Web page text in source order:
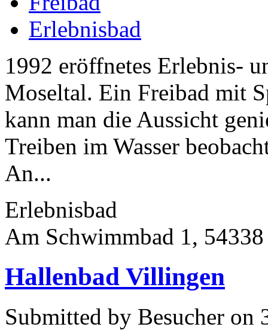
Erlebnisbad
1992 eröffnetes Erlebnis-
Moseltal. Ein Freibad mit
kann man die Aussicht
Treiben im Wasser
An...
Erlebnisbad
Am Schwimmbad 1,
Hallenbad Villingen
Submitted by Besucher on